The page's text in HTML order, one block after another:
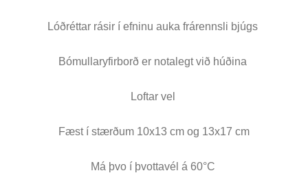
Lóðréttar rásir í efninu auka frárennsli bjúgs
Bómullaryfirborð er notalegt við húðina
Loftar vel
Fæst í stærðum 10x13 cm og 13x17 cm
Má þvo í þvottavél á 60°C